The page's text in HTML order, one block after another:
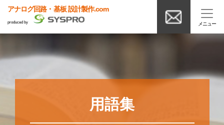
アナログ回路・基板 設計製作.com
produced by
用語集